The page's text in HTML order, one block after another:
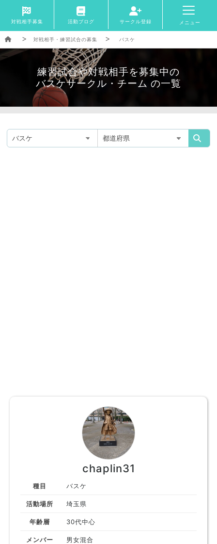
対戦相手募集 活動ブログ サークル登録 メニュー
対戦相手・練習試合の募集 バスケ
練習試合や対戦相手を募集中の
バスケサークル・チーム の一覧
chaplin31
種目 バスケ
活動場所 埼玉県
年齢層 30代中心
メンバー 男女混合